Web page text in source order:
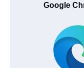
Google